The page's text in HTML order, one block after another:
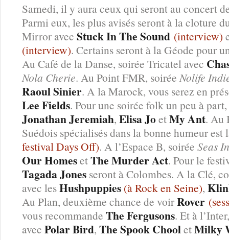
Samedi, il y aura ceux qui seront au concert
Parmi eux, les plus avisés seront à la cloture
Mirror avec Stuck In The Sound (interview)
(interview). Certains seront à la Géode pour
Au Café de la Danse, soirée Tricatel avec
Nola Cherie. Au Point FMR, soirée Nolife
Raoul Sinier. A la Marock, vous serez en
Lee Fields. Pour une soirée folk un peu à
Jonathan Jeremiah, Elisa JoetMy Ant. Au
Suédois spécialisés dans la bonne humeur est
festival Days Off). A l’Espace B, soirée Seas
Our HomesetThe Murder Act. Pour le
Tagada Jones seront à Colombes. A la Clé,
avec lesHushpuppies (à Rock en Seine),
Au Plan, deuxième chance de voirRover
vous recommande The Fergusons. Et à
avec Polar Bird, The Spook ChooletMilky